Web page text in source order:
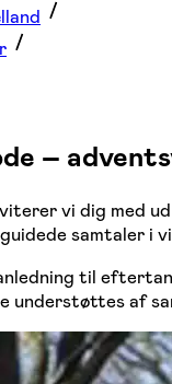
–
vi dig med
samtaler
til
understøttes af